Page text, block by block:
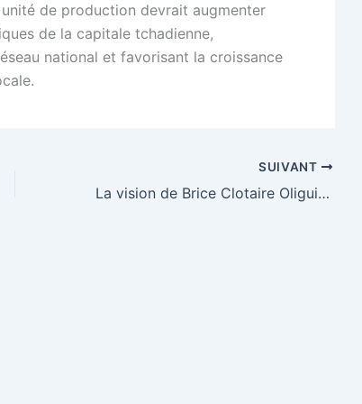
de production devrait augmenter
de la capitale tchadienne,
national et favorisant la croissance
SUIVANT
La vision de Brice Clotaire Oligui Nguema pour un Gabon souverain